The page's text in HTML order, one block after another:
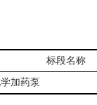
标段名称
加药泵